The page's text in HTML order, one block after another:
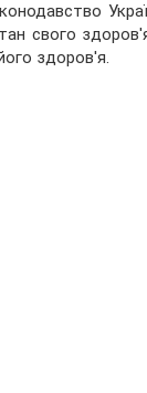
свого
здоров'я.